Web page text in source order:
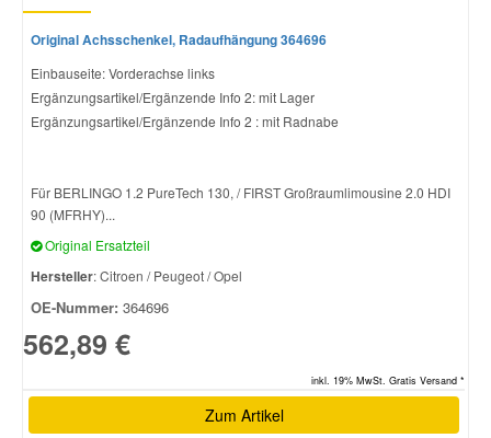
Original Achsschenkel, Radaufhängung 364696
Einbauseite: Vorderachse links
Ergänzungsartikel/Ergänzende Info 2: mit Lager
Ergänzungsartikel/Ergänzende Info 2 : mit Radnabe
Für BERLINGO 1.2 PureTech 130, / FIRST Großraumlimousine 2.0 HDI
90 (MFRHY)...
Original Ersatzteil
Hersteller: Citroen / Peugeot / Opel
OE-Nummer: 364696
562,89 €
inkl. 19% MwSt. Gratis Versand *
Zum Artikel